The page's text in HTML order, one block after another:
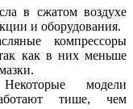
в сжатом воздухе
и оборудования.
компрессоры
как в них меньше
модели
тише, чем